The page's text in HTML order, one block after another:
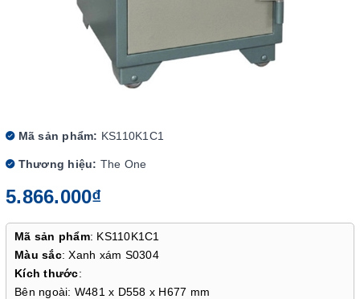
Mã sản phẩm: KS110K1C1
Thương hiệu: The One
5.866.000₫
Mã sản phẩm: KS110K1C1
Màu sắc: Xanh xám S0304
Kích thước:
Bên ngoài: W481 x D558 x H677 mm